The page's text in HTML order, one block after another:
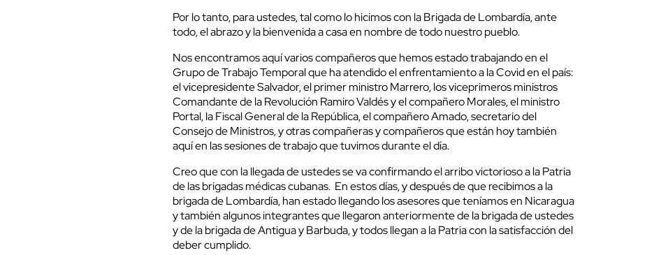
Por lo tanto, para ustedes, tal como lo hicimos con la Brigada de Lombardía, ante
todo, el abrazo y la bienvenida a casa en nombre de todo nuestro pueblo.
Nos encontramos aquí varios compañeros que hemos estado trabajando en el
Grupo de Trabajo Temporal que ha atendido el enfrentamiento a la Covid en el país:
el vicepresidente Salvador, el primer ministro Marrero, los viceprimeros ministros
Comandante de la Revolución Ramiro Valdés y el compañero Morales, el ministro
Portal, la Fiscal General de la República, el compañero Amado, secretario del
Consejo de Ministros, y otras compañeras y compañeros que están hoy también
aquí en las sesiones de trabajo que tuvimos durante el día.
Creo que con la llegada de ustedes se va confirmando el arribo victorioso a la Patria
de las brigadas médicas cubanas. En estos días, y después de que recibimos a la
brigada de Lombardía, han estado llegando los asesores que teníamos en Nicaragua
y también algunos integrantes que llegaron anteriormente de la brigada de ustedes
y de la brigada de Antigua y Barbuda, y todos llegan a la Patria con la satisfacción del
deber cumplido.